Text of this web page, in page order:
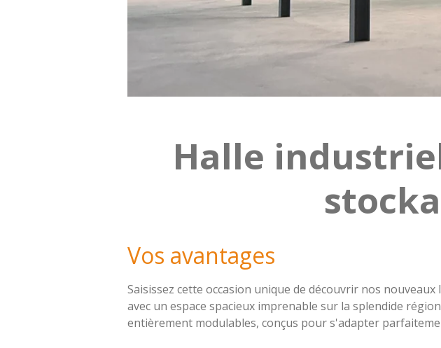
Halle
Vos avantages
Saisissez cette occasion unique de découvrir nos
avec un espace spacieux imprenable sur la splendide
entièrement modulables, conçus pour s'adapter